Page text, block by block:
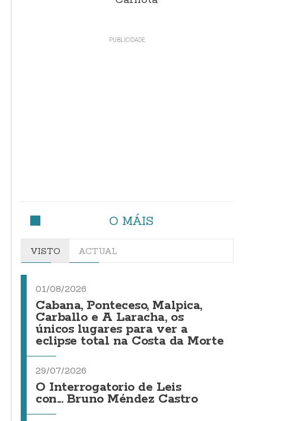
O MÁIS
VISTO ACTUAL
01/08/2026
Cabana, Ponteceso, Malpica,
Carballo e A Laracha, os
únicos lugares para ver a
eclipse total na Costa da Morte
29/07/2026
O Interrogatorio de Leis
con... Bruno Méndez Castro